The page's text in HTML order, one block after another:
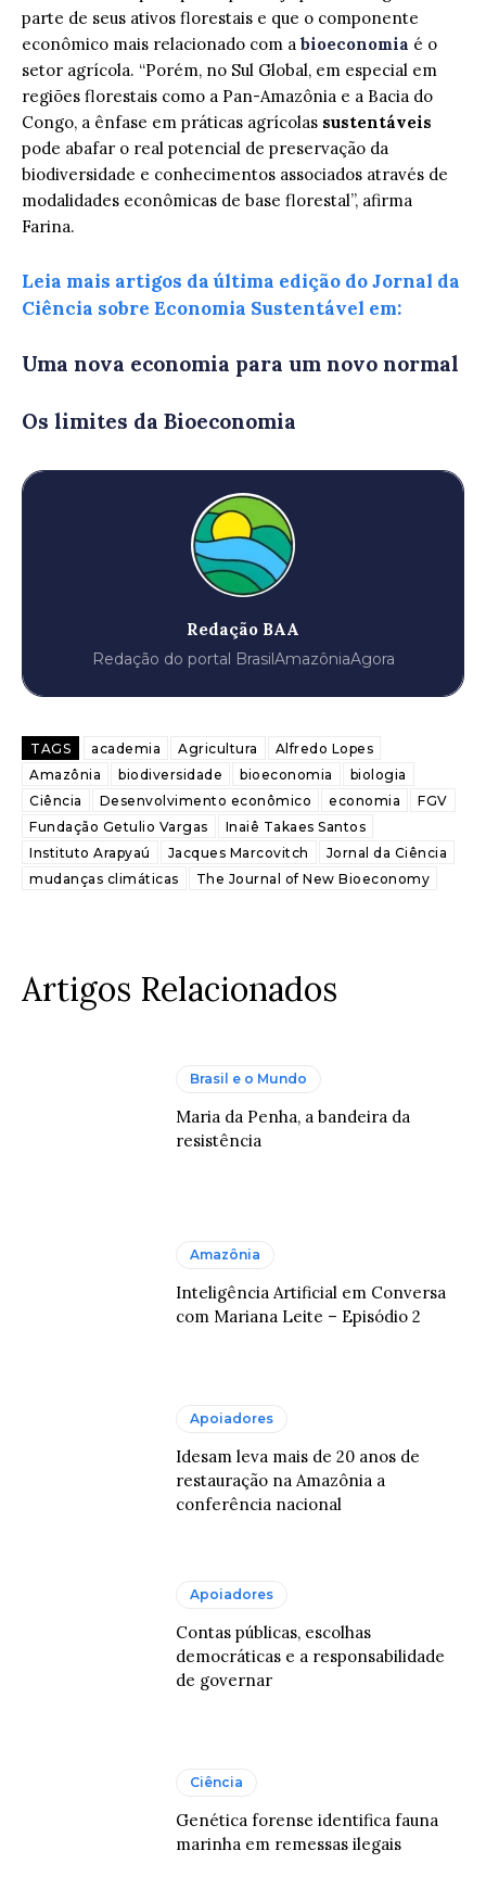
parte de seus ativos florestais e que o componente
econômico mais relacionado com a bioeconomia é o
setor agrícola. “Porém, no Sul Global, em especial em
regiões florestais como a Pan-Amazônia e a Bacia do
Congo, a ênfase em práticas agrícolas sustentáveis
pode abafar o real potencial de preservação da
biodiversidade e conhecimentos associados através de
modalidades econômicas de base florestal”, afirma
Farina.
Leia mais artigos da última edição do Jornal da
Ciência sobre Economia Sustentável em:
Uma nova economia para um novo normal
Os limites da Bioeconomia
Redação BAA
Redação do portal BrasilAmazôniaAgora
TAGS academia Agricultura
Alfredo Lopes
Amazônia
biodiversidade bioeconomia
biologia
Ciência
Desenvolvimento econômico economia
FGV
Fundação Getulio Vargas
Inaiê Takaes Santos
Instituto Arapyaú
Jacques Marcovitch
Jornal da Ciência
mudanças climáticas
The Journal of New Bioeconomy
Artigos Relacionados
Brasil e o Mundo
Maria da Penha, a bandeira da
resistência
Amazônia
Inteligência Artificial em Conversa
com Mariana Leite – Episódio 2
Apoiadores
Idesam leva mais de 20 anos de
restauração na Amazônia a
conferência nacional
Apoiadores
Contas públicas, escolhas
democráticas e a responsabilidade
de governar
Ciência
Genética forense identifica fauna
marinha em remessas ilegais